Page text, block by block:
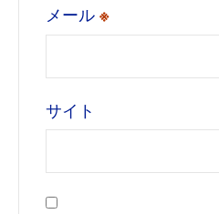
メール※
サイト